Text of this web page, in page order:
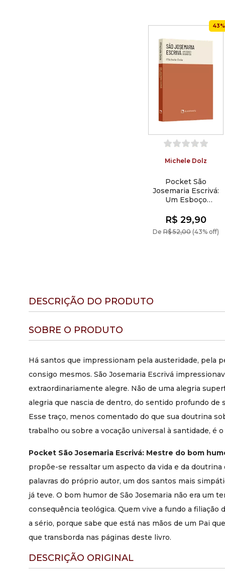
43%
Michele Dolz
Pocket São
Josemaria Escrivá:
Um Esboço
Coleção Biografias
De R$ 52,00 (43% off)
R$ 29,90
DESCRIÇÃO DO PRODUTO
SOBRE O PRODUTO
Há santos que impressionam pela austeridade, pela
consigo mesmos. São Josemaria Escrivá
extraordinariamente alegre. Não de uma alegria
alegria que nascia de dentro, do sentido profundo de
Esse traço, menos comentado do que sua doutrina
trabalho ou sobre a vocação universal à santidade, é
Pocket São Josemaria Escrivá: Mestre do bom
propõe-se ressaltar um aspecto da vida e da doutrina
palavras do próprio autor, um dos santos mais
já teve. O bom humor de São Josemaria não era um
consequência teológica. Quem vive a fundo a filiação
a sério, porque sabe que está nas mãos de um Pai
que transborda nas páginas deste livro.
DESCRIÇÃO ORIGINAL